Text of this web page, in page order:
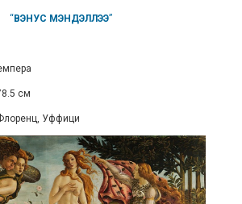
“ВЭНУС МЭНДЭЛЛЭЭ”
см
Уффици